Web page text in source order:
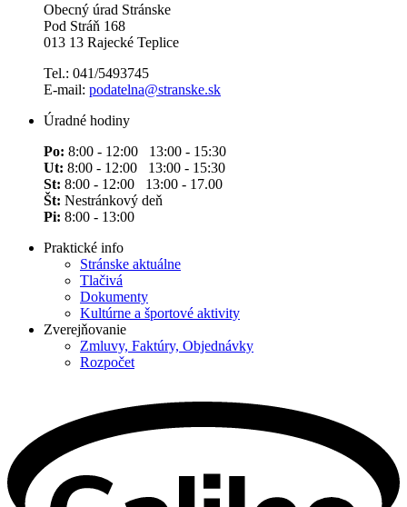
Obecný úrad Stránske
Pod Stráň 168
013 13 Rajecké Teplice
Tel.: 041/5493745
E-mail: podatelna@stranske.sk
Úradné hodiny
Po: 8:00 - 12:00 13:00 - 15:30
Ut: 8:00 - 12:00 13:00 - 15:30
St: 8:00 - 12:00 13:00 - 17.00
Št: Nestránkový deň
Pi: 8:00 - 13:00
Praktické info
Stránske aktuálne
Tlačivá
Dokumenty
Kultúrne a športové aktivity
Zverejňovanie
Zmluvy, Faktúry, Objednávky
Rozpočet